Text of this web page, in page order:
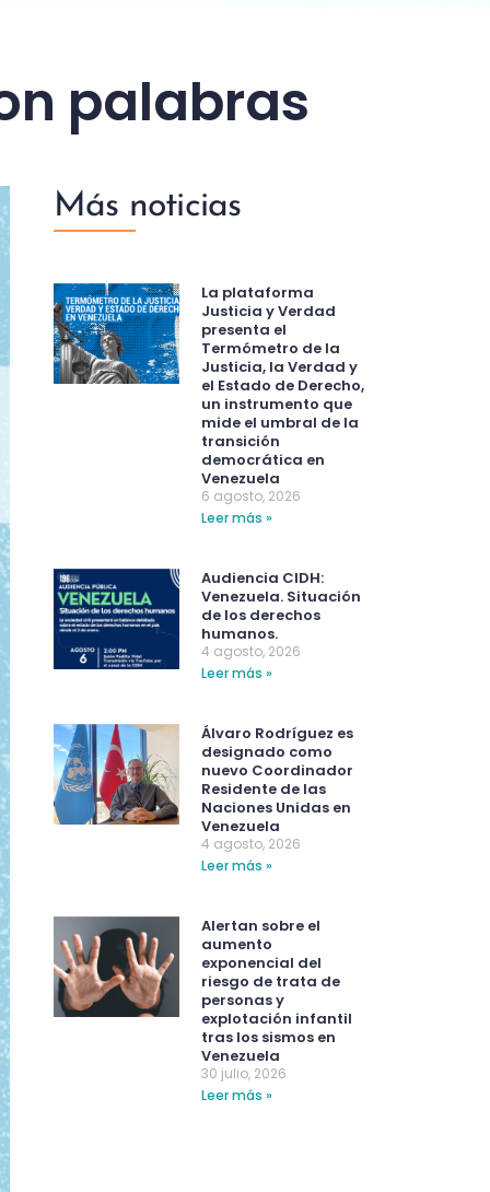
palabras
Más noticias
La plataforma
Justicia y Verdad
presenta el
Termómetro de la
Justicia, la Verdad y
el Estado de Derecho,
un instrumento que
mide el umbral de la
transición
democrática en
Venezuela
6 agosto, 2026
Leer más »
Audiencia CIDH:
Venezuela. Situación
de los derechos
humanos.
4 agosto, 2026
Leer más »
Álvaro Rodríguez es
designado como
nuevo Coordinador
Residente de las
Naciones Unidas en
Venezuela
4 agosto, 2026
Leer más »
Alertan sobre el
aumento
exponencial del
riesgo de trata de
personas y
explotación infantil
tras los sismos en
Venezuela
30 julio, 2026
Leer más »